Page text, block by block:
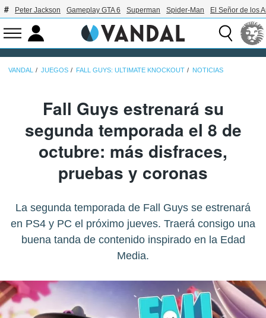
Peter Jackson Gameplay GTA 6 Superman Spider-Man El Señor de los
VANDAL JUEGOS FALL GUYS: ULTIMATE KNOCKOUT NOTICIAS
Fall Guys estrenará su
segunda temporada el 8 de
octubre: más disfraces,
pruebas y coronas
La segunda temporada de Fall Guys se estrenará
en PS4 y PC el próximo jueves. Traerá consigo una
buena tanda de contenido inspirado en la Edad
Media.